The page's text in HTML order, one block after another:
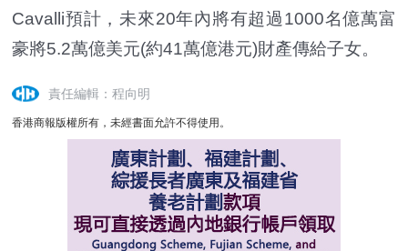
Cavalli預計，未來20年內將有超過1000名億萬富
豪將5.2萬億美元(約41萬億港元)財產傳給子女。
責任編輯：程向明
香港商報版權所有，未經書面允許不得使用。